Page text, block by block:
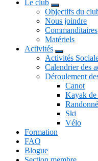
Le club
Objectifs du
Nous joindre
Commanditaires
Matériels
Activités
Activités
Calendrier des
Déroulement
Canot
Kayak de
Ski
Vélo
Formation
FAQ
Blogue